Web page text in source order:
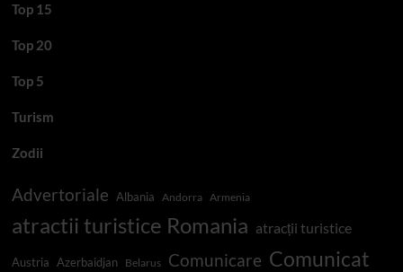
Top 15
Top 20
Top 5
Turism
Zodii
Advertoriale Albania Andorra Armenia
atractii turistice Romania atracții turistice
Austria Azerbaidjan Belarus Comunicare Comunicat